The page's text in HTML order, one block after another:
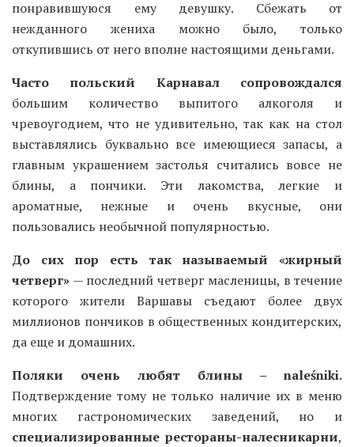
понравившуюся ему девушку. Сбежать от
нежданного жениха можно было, только
откупившись от него вполне настоящими деньгами.
Часто польский Карнавал сопровождался
большим количество выпитого алкоголя и
чревоугодием, что не удивительно, так как на стол
выставлялись буквально все имеющиеся запасы, а
главным украшением застолья считались вовсе не
блины, а пончики. Эти лакомства, легкие и
ароматные, нежные и очень вкусные, они
пользовались необычной популярностью.
До сих пор есть так называемый «жирный
четверг» — последний четверг масленицы, в течение
которого жители Варшавы съедают более двух
миллионов пончиков в общественных кондитерских,
да еще и домашних.
Поляки очень любят блины – naleśniki.
Подтверждение тому не только наличие их в меню
многих гастрономических заведений, но и
специализированные рестораны-налесникарни,